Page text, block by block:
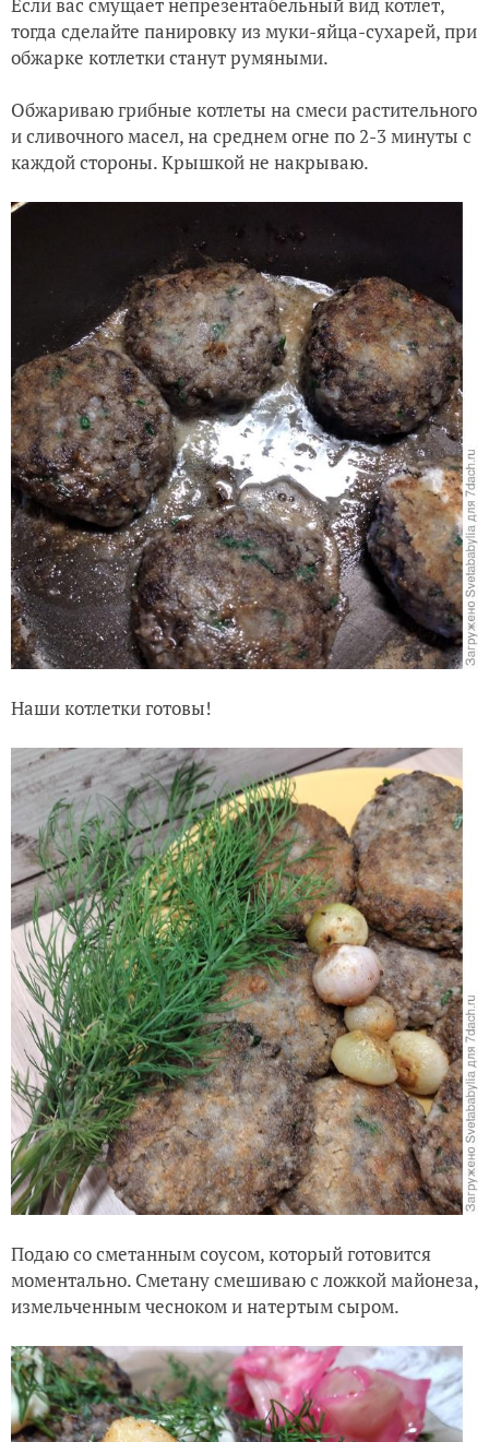
тогда сделайте панировку из муки-яйца-сухарей, при
обжарке котлетки станут румяными.
Обжариваю грибные котлеты на смеси растительного
и сливочного масел, на среднем огне по 2-3 минуты с
каждой стороны. Крышкой не накрываю.
Наши котлетки готовы!
Подаю со сметанным соусом, который готовится
моментально. Сметану смешиваю с ложкой майонеза,
измельченным чесноком и натертым сыром.